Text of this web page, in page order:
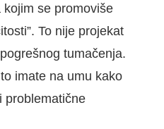
se promoviše
To nije projekat
tumačenja.
imate na umu kako
problematične